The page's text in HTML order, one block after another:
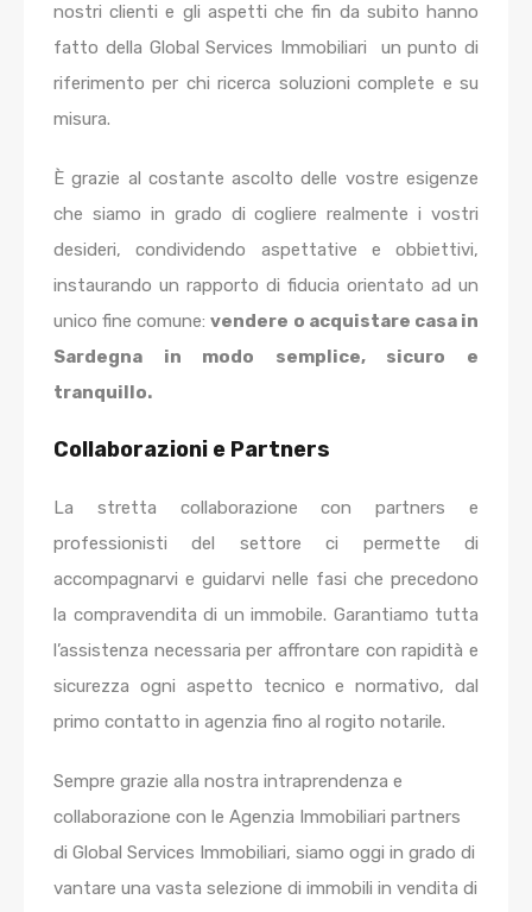
nostri clienti e gli aspetti che fin da subito hanno
fatto della Global Services Immobiliari un punto di
riferimento per chi ricerca soluzioni complete e su
misura.
È grazie al costante ascolto delle vostre esigenze
che siamo in grado di cogliere realmente i vostri
desideri, condividendo aspettative e obbiettivi,
instaurando un rapporto di fiducia orientato ad un
unico fine comune:vendere o acquistare casa in
Sardegna in modo semplice, sicuro e
tranquillo.
Collaborazioni e Partners
La stretta collaborazione con partners e
professionisti del settore ci permette di
accompagnarvi e guidarvi nelle fasi che precedono
la compravendita di un immobile. Garantiamo tutta
l’assistenza necessaria per affrontare con rapidità e
sicurezza ogni aspetto tecnico e normativo, dal
primo contatto in agenzia fino al rogito notarile.
Sempre grazie alla nostra intraprendenza e
collaborazione con le Agenzia Immobiliari partners
di Global Services Immobiliari, siamo oggi in grado di
vantare una vasta selezione di immobili in vendita di